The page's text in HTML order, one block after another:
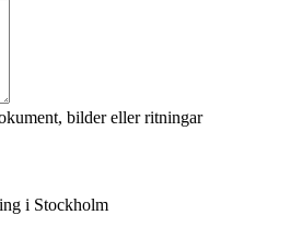
bilder eller ritningar
i Stockholm